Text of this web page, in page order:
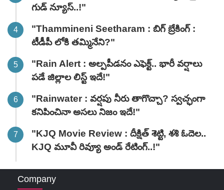
గుడ్ న్యూస్..!"
"Thammineni Seetharam : బిగ్ బ్రేకింగ్ :
టీడీపీ లోకి తమ్మినేని?"
"Rain Alert : అల్పపీడనం ఎఫెక్ట్.. భారీ వర్షాలు
పడే జిల్లాల లిస్ట్ ఇదే!"
"Rainwater : వర్షపు నీరు తాగొచ్చా? స్వచ్ఛంగా
కనిపించినా అసలు నిజం ఇదే!"
"KJQ Movie Review : దీక్షిత్ శెట్టి, శశి ఓదెల..
KJQ మూవీ రివ్యూ అండ్ రేటింగ్‌..!"
Company